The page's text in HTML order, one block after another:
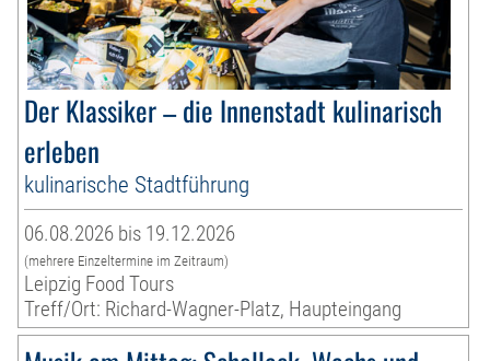
Der Klassiker – die Innenstadt kulinarisch
erleben
kulinarische Stadtführung
06.08.2026 bis 19.12.2026
(mehrere Einzeltermine im Zeitraum)
Leipzig Food Tours
Treff/Ort: Richard-Wagner-Platz, Haupteingang